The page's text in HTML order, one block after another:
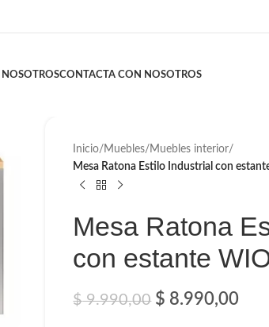
NOSOTROSCONTACTA CON NOSOTROS
Inicio/ Muebles/ Muebles interior/
Mesa Ratona Estilo Industrial con
Mesa Ratona
con estante
$9.990,00 $ 8.990,00